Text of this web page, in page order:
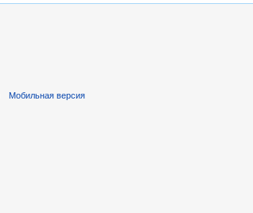
Мобильная версия